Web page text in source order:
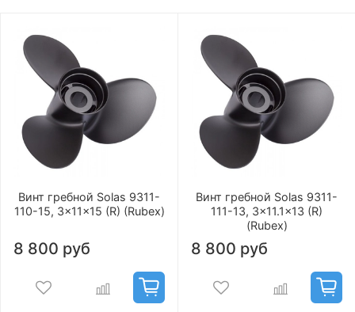
Винт гребной Solas 9311-
110-15, 3x11x15 (R) (Rubex)
8 800 руб
Винт гребной Solas 9311-
111-13, 3x11.1x13 (R)
(Rubex)
8 800 руб